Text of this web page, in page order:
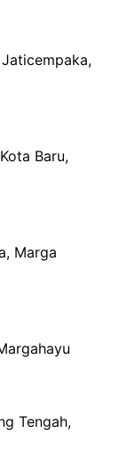
Jaticempaka,
Kota Baru,
, Marga
Tengah,